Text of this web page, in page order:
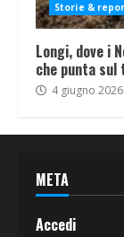
Storie &
Longi, dove i
che punta
4 giugno 2026
META
Accedi